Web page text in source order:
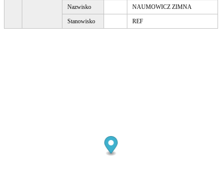
Nazwisko NAUMOWICZ ZIMNA
Stanowisko REF